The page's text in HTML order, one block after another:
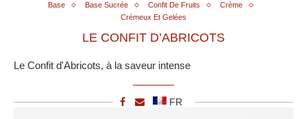
Base Base Sucrée Confit De Fruits
Crème
Crémeux Et Gelées
LE CONFIT D’ABRICOTS
Le Confit d'Abricots, à la saveur intense
FR